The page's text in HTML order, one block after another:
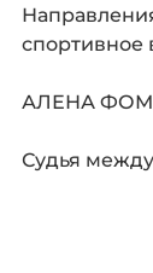
спортивное
АЛЕНА
Судья